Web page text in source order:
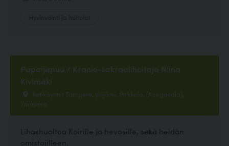
Papaijapuu / Kranio-sakraalihoitaja Niina
Kivimäki
Kotikäynnit Tampere, ylöjärvi, Pirkkala, (Kangasala),
Tampere
Lihashuoltoa Koirille ja hevosille, sekä heidän
omistajilleen.